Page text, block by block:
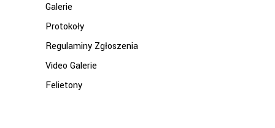
Galerie
Protokoły
Regulaminy Zgłoszenia
Video Galerie
Felietony